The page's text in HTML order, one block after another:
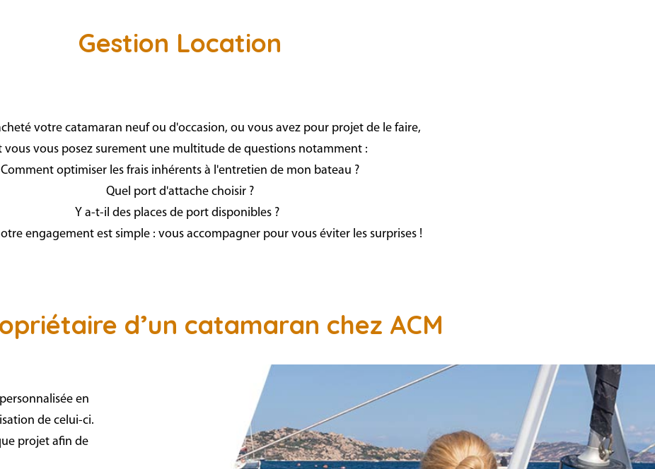
Gestion Location
votre catamaran neuf ou d'occasion, ou vous avez pour projet de le faire,
vous vous posez surement une multitude de questions notamment :
Comment optimiser les frais inhérents à l'entretien de mon bateau ?
Quel port d'attache choisir ?
Y a-t-il des places de port disponibles ?
engagement est simple : vous accompagner pour vous éviter les surprises !
d’un catamaran chez ACM
en
de celui-ci.
projet afin de